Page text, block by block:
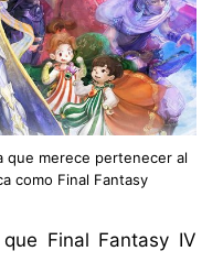
que merece pertenecer al
como Final Fantasy
Final Fantasy IV